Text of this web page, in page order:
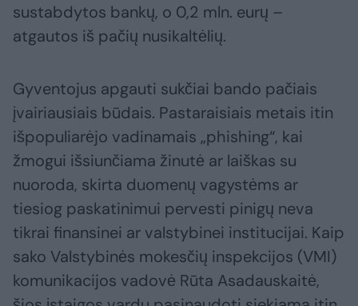
sustabdytos bankų, o 0,2 mln. eurų –
atgautos iš pačių nusikaltėlių.
Gyventojus apgauti sukčiai bando pačiais
įvairiausiais būdais. Pastaraisiais metais itin
išpopuliarėjo vadinamais „phishing“, kai
žmogui išsiunčiama žinutė ar laiškas su
nuoroda, skirta duomenų vagystėms ar
tiesiog paskatinimui pervesti pinigų neva
tikrai finansinei ar valstybinei institucijai. Kaip
sako Valstybinės mokesčių inspekcijos (VMI)
komunikacijos vadovė Rūta Asadauskaitė,